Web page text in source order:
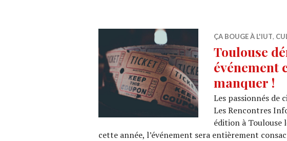
ÇA BOUGE À L'IUT,
Toulouse
événement
manquer !
Les passionnés de
Les Rencontres
édition à Toulouse
cette année, l’événement sera entièrement